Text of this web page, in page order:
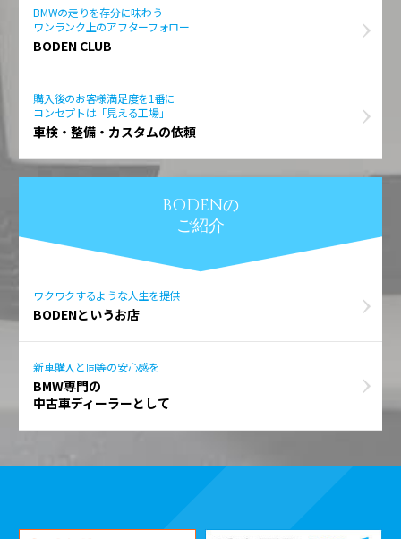
BMWの走りを存分に味わう
ワンランク上のアフターフォロー
BODEN CLUB
購入後のお客様満足度を1番に
コンセプトは「見える工場」
車検・整備・カスタムの依頼
BODENの
ご紹介
ワクワクするような人生を提供
BODENというお店
新車購入と同等の安心感を
BMW専門の
中古車ディーラーとして